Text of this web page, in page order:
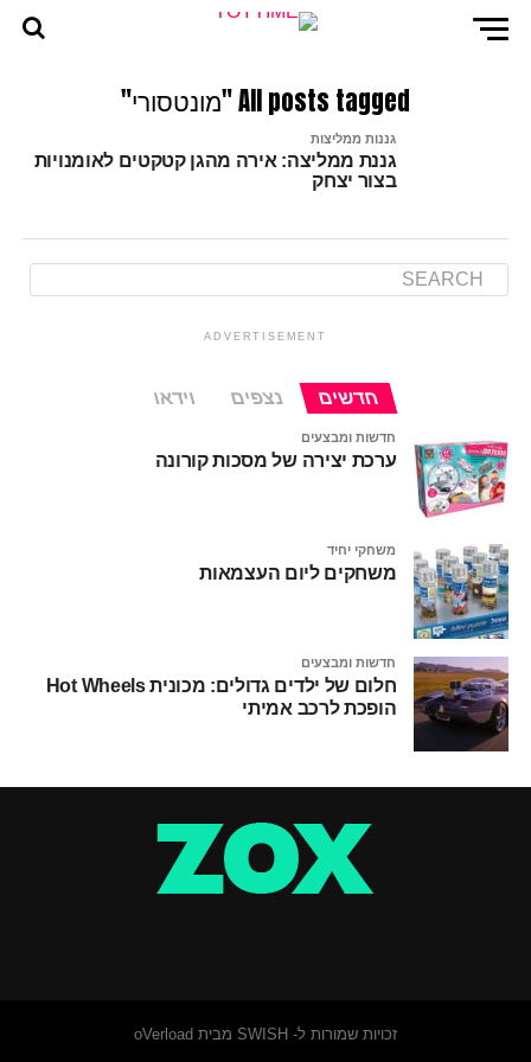
All posts tagged "מונטסורי"
גננות ממליצות
גננת ממליצה: אירה מהגן קטקטים לאומנויות
בצור יצחק
ADVERTISEMENT
חדשים נצפים וידאו
חדשות ומבצעים
ערכת יצירה של מסכות קורונה
משחקי יחיד
משחקים ליום העצמאות
חדשות ומבצעים
חלום של ילדים גדולים: מכונית Hot Wheels
הופכת לרכב אמיתי
זכויות שמורות ל- SWISH מבית oVerload